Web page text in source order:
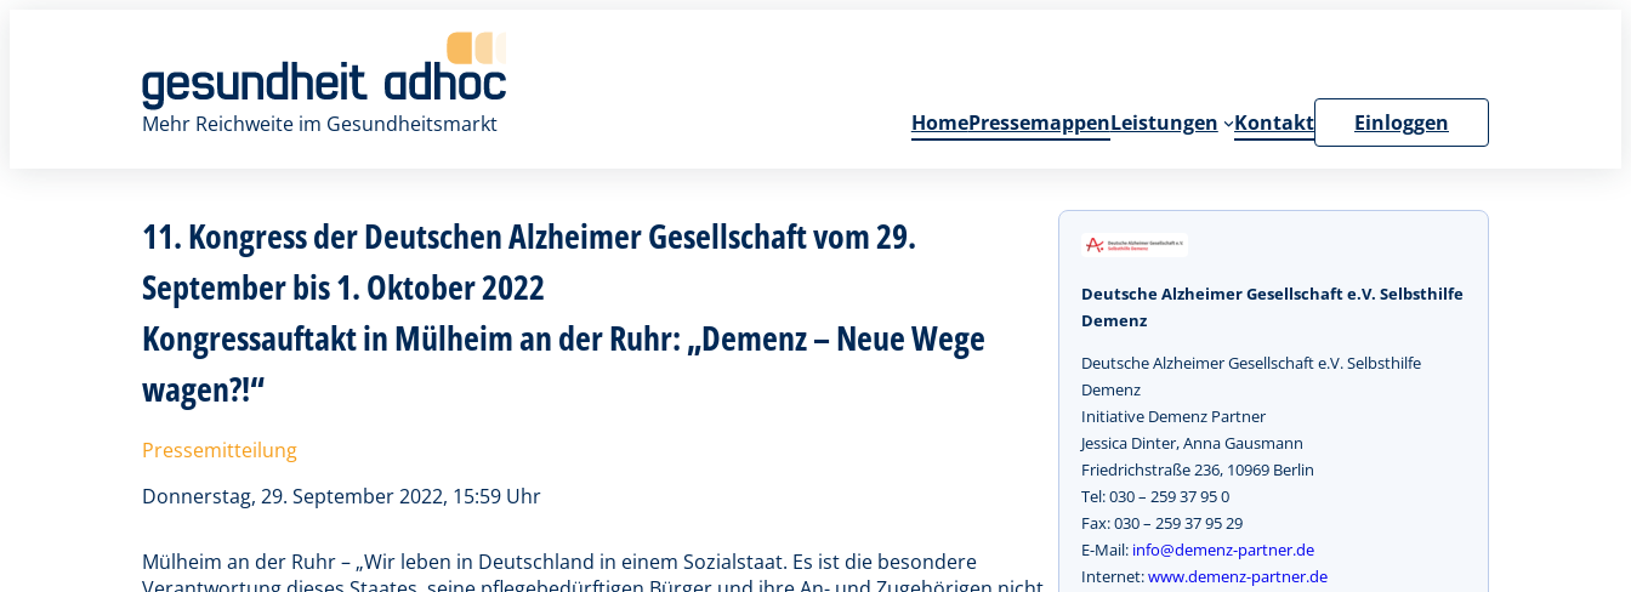
Mehr Reichweite im Gesundheitsmarkt
HomePressemappenLeistungen Kontakt Einloggen
11. Kongress der Deutschen Alzheimer Gesellschaft vom 29.
September bis 1. Oktober 2022
Kongressauftakt in Mülheim an der Ruhr: „Demenz – Neue Wege
wagen?!“
Pressemitteilung
Donnerstag, 29. September 2022, 15:59 Uhr
Mülheim an der Ruhr – „Wir leben in Deutschland in einem Sozialstaat. Es ist die besondere
Deutsche Alzheimer Gesellschaft e.V. Selbsthilfe
Demenz
Deutsche Alzheimer Gesellschaft e.V. Selbsthilfe
Demenz
Initiative Demenz Partner
Jessica Dinter, Anna Gausmann
Friedrichstraße 236, 10969 Berlin
Tel: 030 – 259 37 95 0
Fax: 030 – 259 37 95 29
E-Mail: info@demenz-partner.de
Internet:www.demenz-partner.de